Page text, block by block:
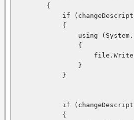
        {
if
            {
using
                {
                }
            }
if
            {